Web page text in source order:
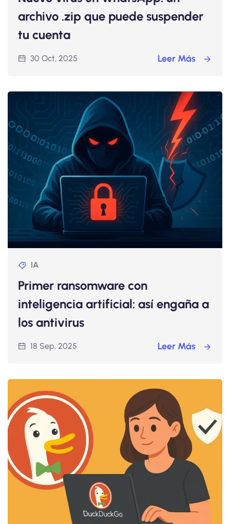
archivo .zip que puede suspender
tu cuenta
30 Oct, 2025 Leer Más
IA
Primer ransomware con
inteligencia artificial: así engaña a
los antivirus
18 Sep, 2025 Leer Más